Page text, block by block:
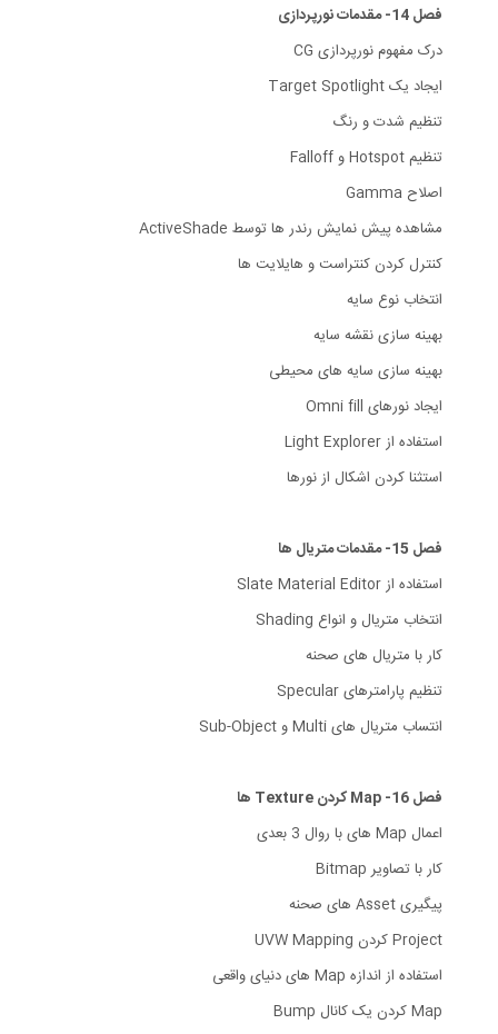
فصل 14- مقدمات نورپردازی
درک مفهوم نورپردازی CG
ایجاد یک Target Spotlight
تنظیم شدت و رنگ
تنظیم Hotspot و Falloff
اصلاح Gamma
مشاهده پیش نمایش رندر ها توسط ActiveShade
کنترل کردن کنتراست و هایلایت ها
انتخاب نوع سایه
بهینه سازی نقشه سایه
بهینه سازی سایه های محیطی
ایجاد نورهای Omni fill
استفاده از Light Explorer
استثنا کردن اشکال از نورها
فصل 15- مقدمات متریال ها
استفاده از Slate Material Editor
انتخاب متریال و انواع Shading
کار با متریال های صحنه
تنظیم پارامترهای Specular
انتساب متریال های Multi و Sub-Object
فصل 16- Map کردن Texture ها
اعمال Map های با روال 3 بعدی
کار با تصاویر Bitmap
پیگیری Asset های صحنه
Project کردن UVW Mapping
استفاده از اندازه Map های دنیای واقعی
Map کردن یک کانال Bump